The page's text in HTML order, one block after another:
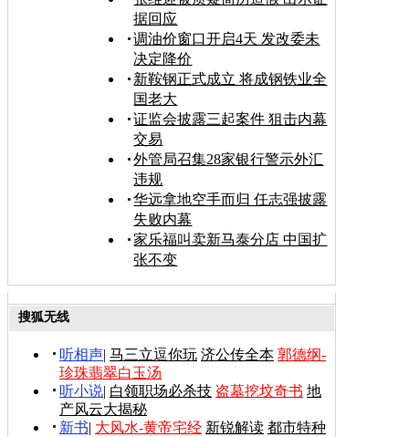
据回应
调油价窗口开启4天 发改委未
决定降价
新鞍钢正式成立 将成钢铁业全
国老大
证监会披露三起案件 狙击内幕
交易
外管局召集28家银行警示外汇
违规
华远拿地空手而归 任志强披露
失败内幕
家乐福叫卖新马泰分店 中国扩
张不变
搜狐无线
听相声| 马三立逗你玩 济公传全本 郭德纲-
珍珠翡翠白玉汤
听小说| 白领职场必杀技 盗墓挖坟奇书 地
产风云大揭秘
新书| 大风水-黄帝宅经 新锐解读 都市特种